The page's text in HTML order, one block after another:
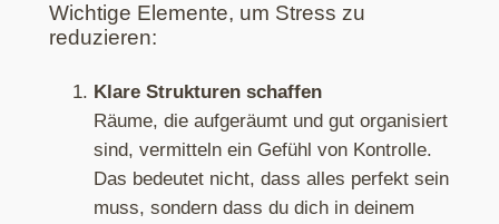
Wichtige Elemente, um Stress zu
reduzieren:
Klare Strukturen schaffen
Räume, die aufgeräumt und gut organisiert
sind, vermitteln ein Gefühl von Kontrolle.
Das bedeutet nicht, dass alles perfekt sein
muss, sondern dass du dich in deinem